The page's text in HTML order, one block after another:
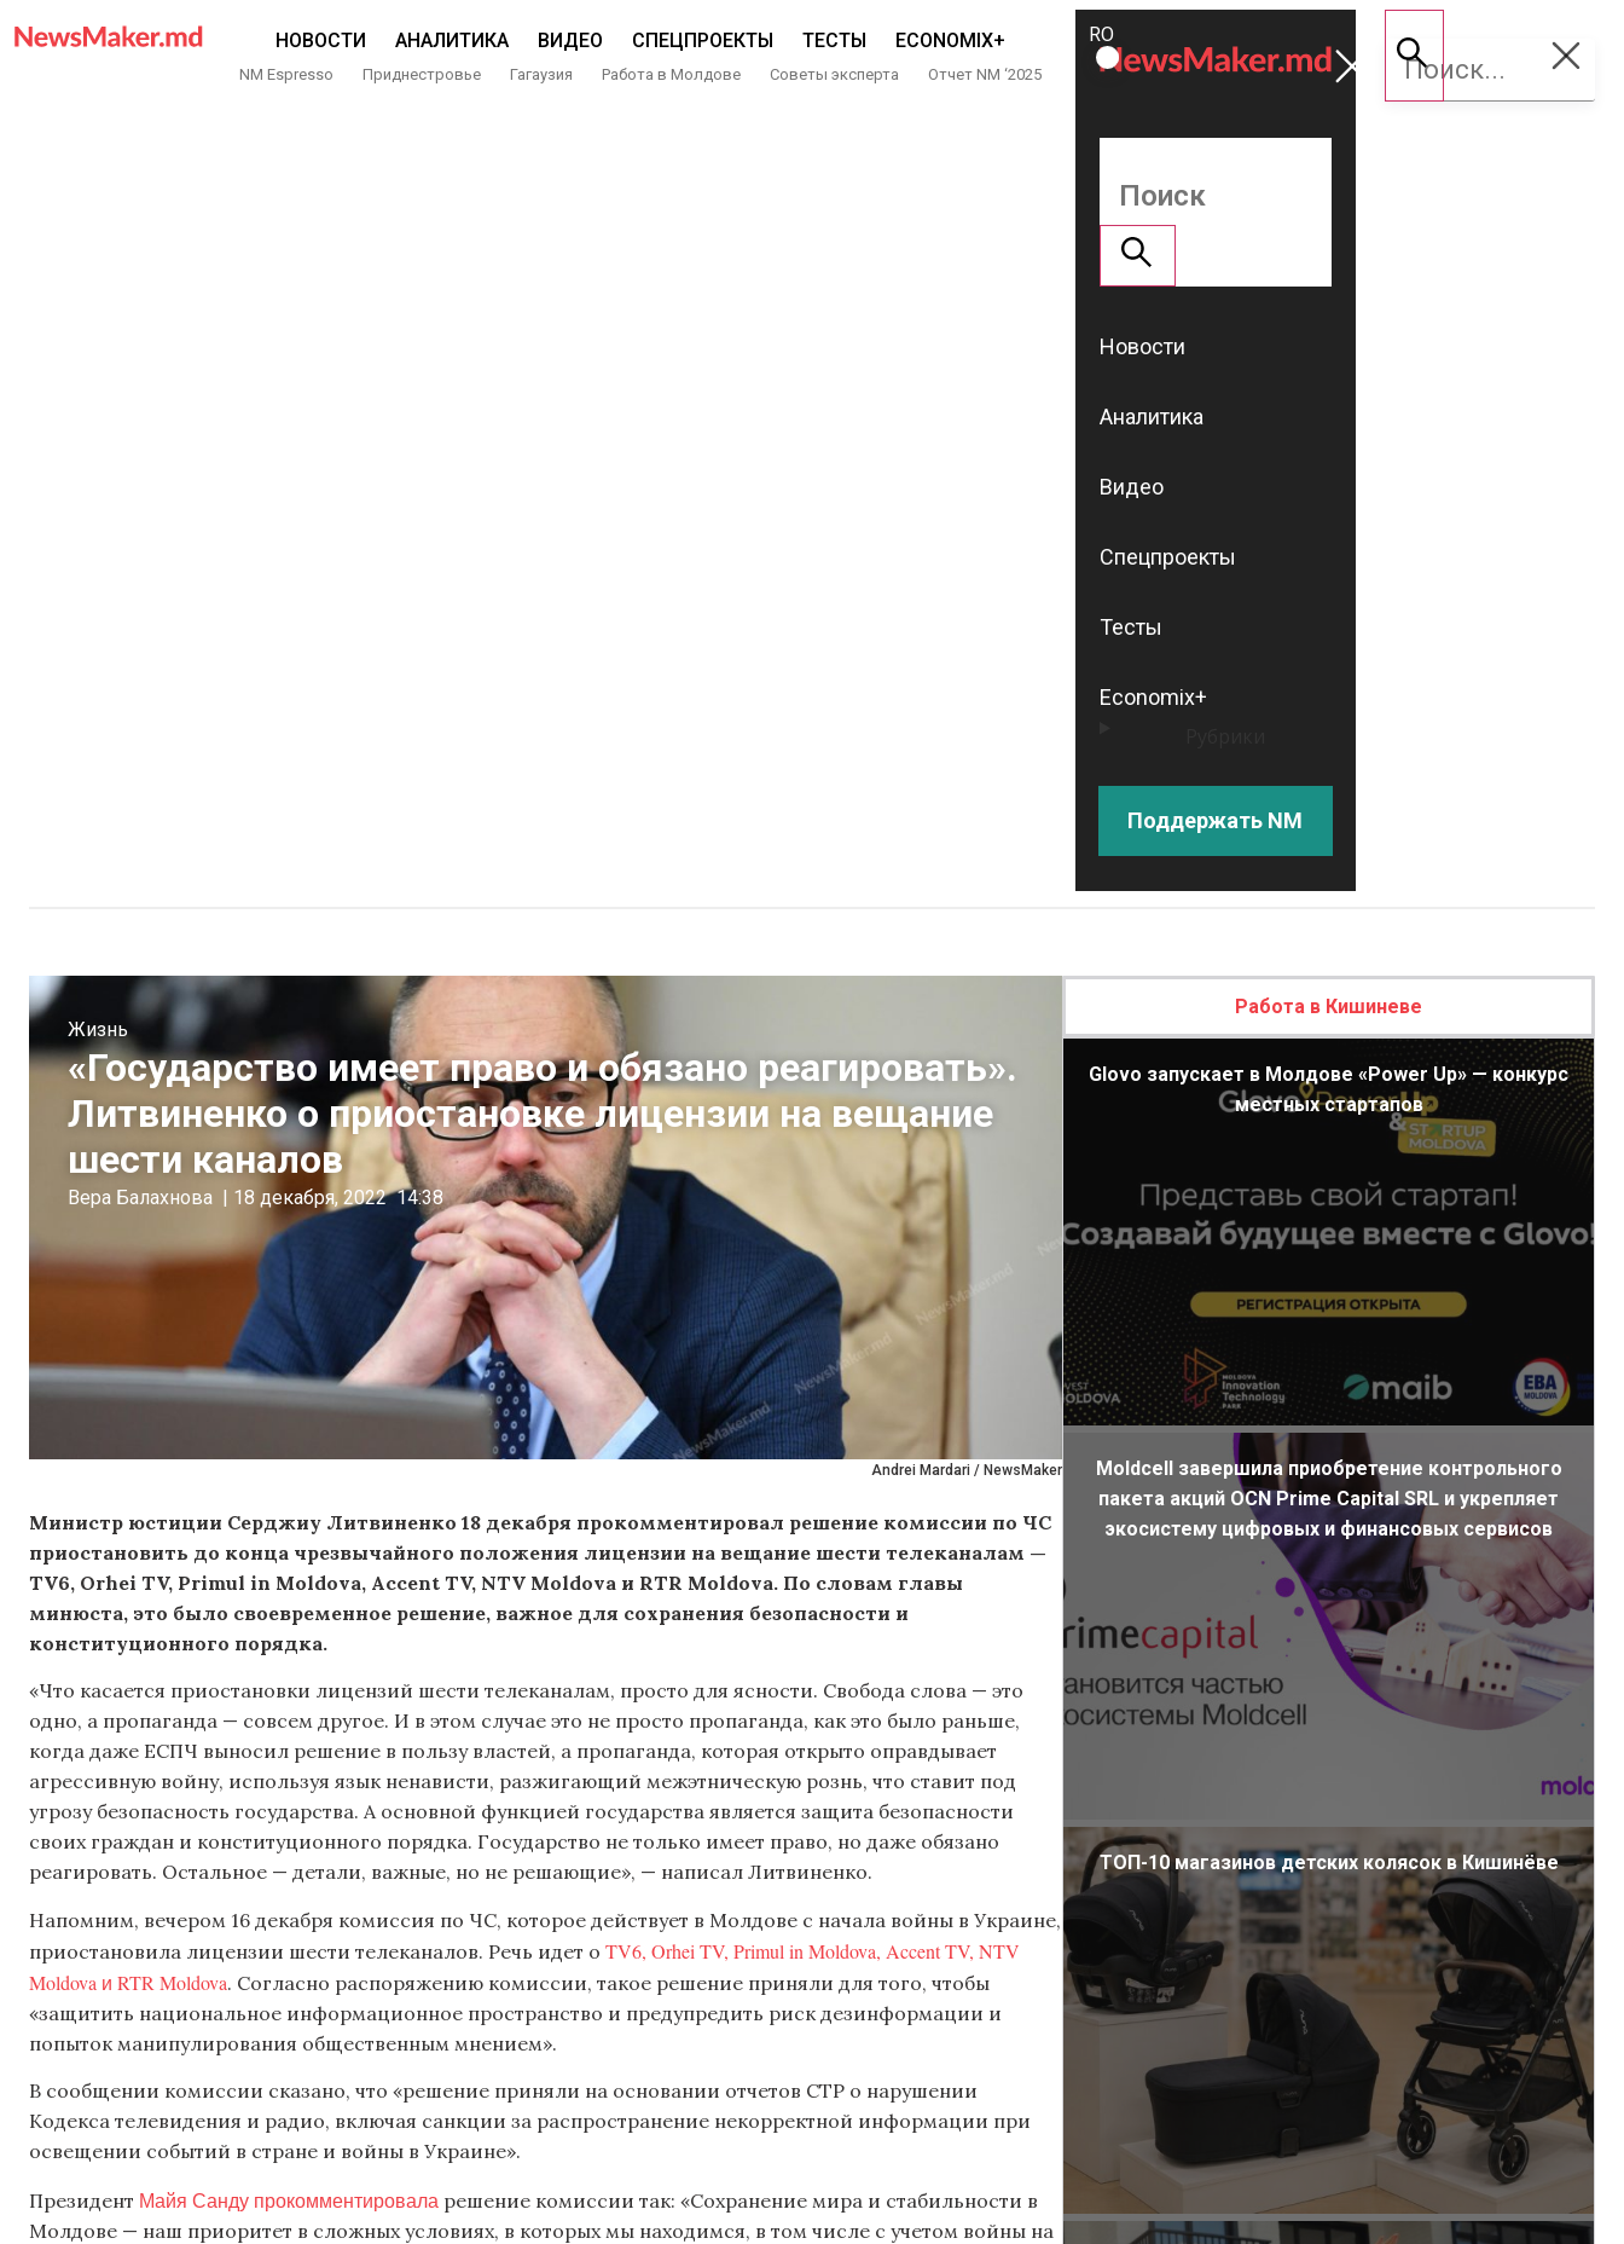
НОВОСТИ АНАЛИТИКА ВИДЕО СПЕЦПРОЕКТЫ ТЕСТЫ ECONOMIX+
NM Espresso Приднестровье Гагаузия Работа в Молдове Советы эксперта Отчет NM ‘2025
ROMÂNĂ
RU
Поддержать
NM
Новости
Аналитика
Видео
Спецпроекты
Тесты
Economix+
Поддержать NM
Andrei Mardari / NewsMaker
Жизнь
«Государство имеет право и обязано реагировать».
Литвиненко о приостановке лицензии на вещание
шести каналов
Вера Балахнова | 18 декабря, 2022 14:38
Министр юстиции Серджиу Литвиненко 18 декабря прокомментировал решение комиссии по ЧС
приостановить до конца чрезвычайного положения лицензии на вещание шести телеканалам —
TV6, Orhei TV, Primul in Moldova, Accent TV, NTV Moldova и RTR Moldova. По словам главы
минюста, это было своевременное решение, важное для сохранения безопасности и
конституционного порядка.
«Что касается приостановки лицензий шести телеканалам, просто для ясности. Свобода слова — это
одно, а пропаганда — совсем другое. И в этом случае это не просто пропаганда, как это было раньше,
когда даже ЕСПЧ выносил решение в пользу властей, а пропаганда, которая открыто оправдывает
агрессивную войну, используя язык ненависти, разжигающий межэтническую рознь, что ставит под
угрозу безопасность государства. А основной функцией государства является защита безопасности
своих граждан и конституционного порядка. Государство не только имеет право, но даже обязано
реагировать. Остальное — детали, важные, но не решающие», — написал Литвиненко.
Напомним, вечером 16 декабря комиссия по ЧС, которое действует в Молдове с начала войны в Украине,
приостановила лицензии шести телеканалов. Речь идет о TV6, Orhei TV, Primul in Moldova, Accent TV, NTV
Moldova и RTR Moldova. Согласно распоряжению комиссии, такое решение приняли для того, чтобы
«защитить национальное информационное пространство и предупредить риск дезинформации и
попыток манипулирования общественным мнением».
В сообщении комиссии сказано, что «решение приняли на основании отчетов СТР о нарушении
Кодекса телевидения и радио, включая санкции за распространение некорректной информации при
освещении событий в стране и войны в Украине».
Президент Майя Санду прокомментировала решение комиссии так: «Сохранение мира и стабильности в
Молдове — наш приоритет в сложных условиях, в которых мы находимся, в том числе с учетом войны на
Работа в Кишиневе
Glovo запускает в Молдове «Power Up» — конкурс
местных стартапов
Moldcell завершила приобретение контрольного
пакета акций OCN Prime Capital SRL и укрепляет
экосистему цифровых и финансовых сервисов
ТОП-10 магазинов детских колясок в Кишинёве